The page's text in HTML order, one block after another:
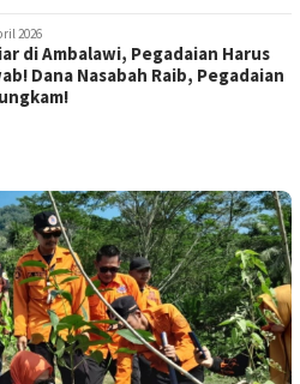
2026
di Ambalawi, Pegadaian Harus
Dana Nasabah Raib, Pegadaian